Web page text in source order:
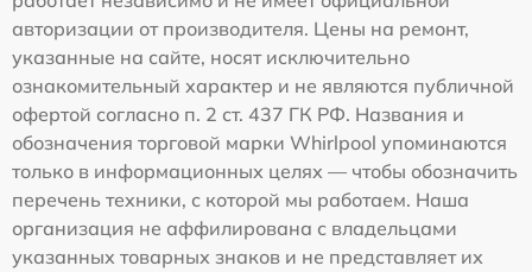
авторизации от производителя. Цены на ремонт,
указанные на сайте, носят исключительно
ознакомительный характер и не являются публичной
офертой согласно п. 2 ст. 437 ГК РФ. Названия и
обозначения торговой марки Whirlpool упоминаются
только в информационных целях — чтобы обозначить
перечень техники, с которой мы работаем. Наша
организация не аффилирована с владельцами
указанных товарных знаков и не представляет их